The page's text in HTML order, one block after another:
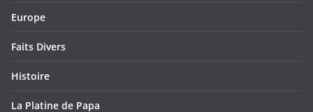
Europe
Faits Divers
Histoire
La Platine de Papa